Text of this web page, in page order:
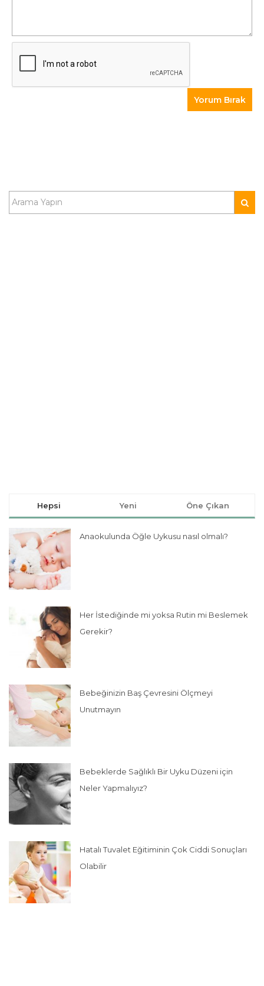
Hepsi Yeni Öne Çıkan
Anaokulunda Öğle Uykusu nasıl olmalı?
Her İstediğinde mi yoksa Rutin mi Beslemek
Gerekir?
Bebeğinizin Baş Çevresini Ölçmeyi
Unutmayın
Bebeklerde Sağlıklı Bir Uyku Düzeni için
Neler Yapmalıyız?
Hatalı Tuvalet Eğitiminin Çok Ciddi Sonuçları
Olabilir